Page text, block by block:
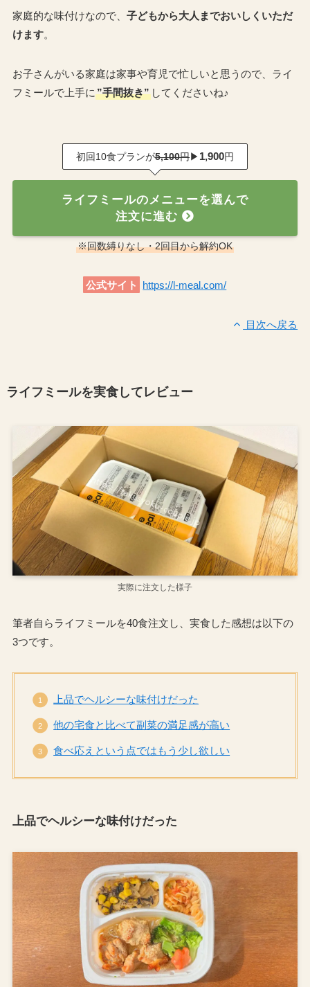
家庭的な味付けなので、 子どもから大人までおいしくいただ
けます。
お子さんがいる家庭は家事や育児で忙しいと思うので、ライ
フミールで上手に ”手間抜き”してくださいね♪
初回10食プランが5,100円 ▶ 1,900円
ライフミールのメニューを選んで
注文に進む
※回数縛りなし・2回目から解約OK
公式サイト https://l-meal.com/
目次へ戻る
ライフミールを実食してレビュー
実際に注文した様子
筆者自らライフミールを40食注文し、実食した感想は以下の
3つです。
上品でヘルシーな味付けだった
他の宅食と比べて副菜の満足感が高い
食べ応えという点ではもう少し欲しい
上品でヘルシーな味付けだった